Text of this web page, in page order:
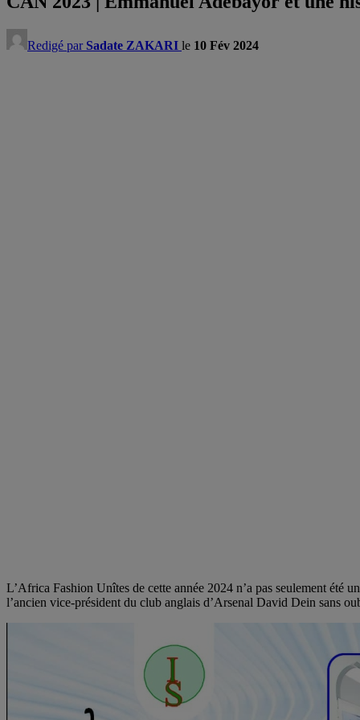
Redigé par Sadate ZAKARI le 10 Fév 2024
L’Africa Fashion Unîtes de cette année 2024 n’a pas seulement été
l’ancien vice-président du club anglais d’Arsenal David Dein sans